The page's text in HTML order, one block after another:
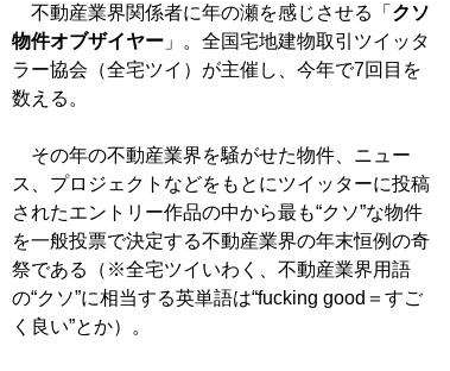
不動産業界関係者に年の瀬を感じさせる「 クソ
物件オブザイヤー 」。全国宅地建物取引ツイッタ
ラー協会（全宅ツイ）が主催し、今年で7回目を
数える。
その年の不動産業界を騒がせた物件、ニュー
ス、プロジェクトなどをもとにツイッターに投稿
されたエントリー作品の中から最も“クソ”な物件
を一般投票で決定する不動産業界の年末恒例の奇
祭である（※全宅ツイいわく、不動産業界用語
の“クソ”に相当する英単語は“fucking good＝すご
く良い”とか）。